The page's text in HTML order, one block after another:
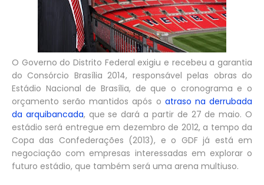
O Governo do Distrito Federal exigiu e recebeu a garantia
do Consórcio Brasília 2014, responsável pelas obras do
Estádio Nacional de Brasília, de que o cronograma e o
orçamento serão mantidos após o atraso na derrubada
da arquibancada, que se dará a partir de 27 de maio. O
estádio será entregue em dezembro de 2012, a tempo da
Copa das Confederações (2013), e o GDF já está em
negociação com empresas interessadas em explorar o
futuro estádio, que também será uma arena multiuso.